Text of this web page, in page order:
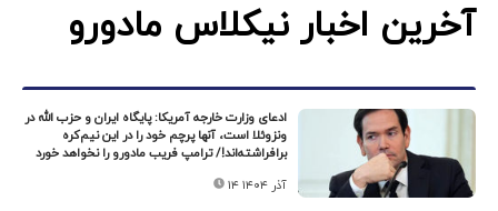
آخرین اخبار نیکلاس مادورو
ادعای وزارت خارجه آمریکا: پایگاه ایران و حزب الله در
ونزوئلا است، آنها پرچم خود را در این نیم‌کره
برافراشته‌اند!/ ترامپ فریب مادورو را نخواهد خورد
۱۴ آذر ۱۴۰۴